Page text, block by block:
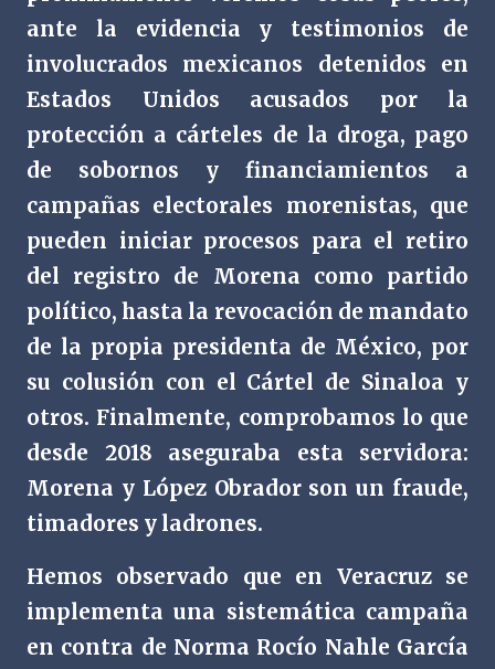
ante la evidencia y testimonios de
involucrados mexicanos detenidos en
Estados Unidos acusados por la
protección a cárteles de la droga, pago
de sobornos y financiamientos a
campañas electorales morenistas, que
pueden iniciar procesos para el retiro
del registro de Morena como partido
político, hasta la revocación de mandato
de la propia presidenta de México, por
su colusión con el Cártel de Sinaloa y
otros. Finalmente, comprobamos lo que
desde 2018 aseguraba esta servidora:
Morena y López Obrador son un fraude,
timadores y ladrones.
Hemos observado que en Veracruz se
implementa una sistemática campaña
en contra de Norma Rocío Nahle García